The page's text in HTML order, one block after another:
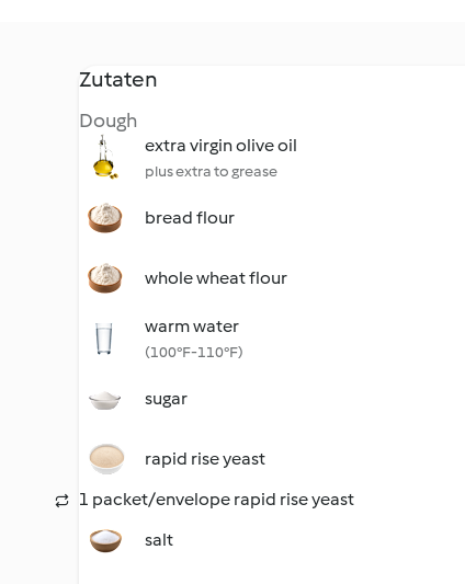
Zutaten
Dough
extra virgin olive oil
plus extra to grease
bread flour
whole wheat flour
warm water
(100°F-110°F)
sugar
rapid rise yeast
1 packet/envelope rapid rise yeast
salt